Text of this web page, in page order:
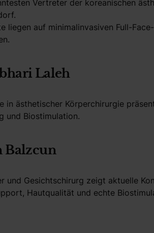
Vertreter der koreanischen
liegen auf minimalinvasiven Full-
Laleh
in ästhetischer Körperchirurgie
und Biostimulation.
Balzcun
und Gesichtschirurg zeigt aktuelle
Hautqualität und echte